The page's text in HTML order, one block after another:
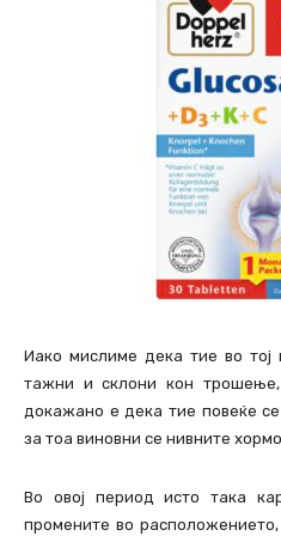
Иако мислиме дека тие во
тажни и склони кон
докажано е дека тие повеќе
за тоа виновни се нивните
Во овој период исто така
промените во